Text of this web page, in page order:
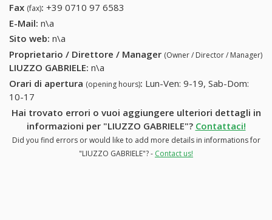
Fax (fax): +39 0710 97 6583
E-Mail: n\a
Sito web: n\a
Proprietario / Direttore / Manager (Owner / Director / Manager)
LIUZZO GABRIELE: n\a
Orari di apertura (opening hours): Lun-Ven: 9-19, Sab-Dom:
10-17
Hai trovato errori o vuoi aggiungere ulteriori dettagli in
informazioni per "LIUZZO GABRIELE"? Contattaci!
Did you find errors or would like to add more details in informations for
"LIUZZO GABRIELE"? - Contact us!